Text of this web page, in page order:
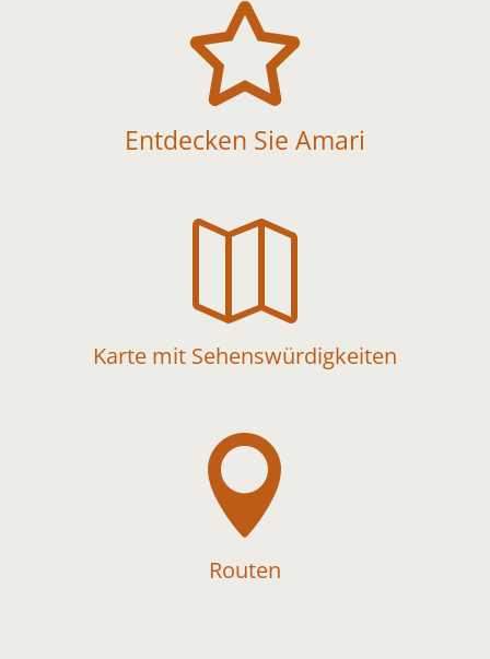

Entdecken Sie Amari

Karte mit Sehenswürdigkeiten

Routen